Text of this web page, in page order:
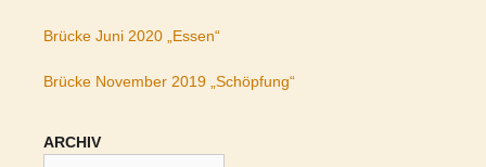
Brücke Juni 2020 „Essen“
Brücke November 2019 „Schöpfung“
ARCHIV